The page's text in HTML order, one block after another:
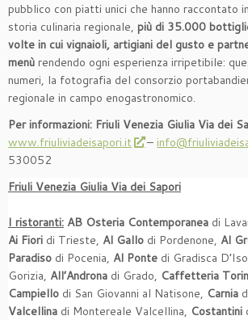
pubblico con piatti unici che hanno raccontato
storia culinaria regionale, più di 35.000
volte in cui vignaioli, artigiani del gusto e
menù rendendo ogni esperienza irripetibile:
numeri, la fotografia del consorzio
regionale in campo enogastronomico.
Per informazioni: Friuli Venezia Giulia Via dei
www.friuliviadeisapori.it
–
530052
Friuli Venezia Giulia Via dei Sapori
I ristoranti: AB Osteria Contemporanea di
Ai Fiori di Trieste, Al Gallo di Pordenone, Al
Paradiso di Pocenia, Al Ponte di Gradisca
Gorizia, All’Androna di Grado, Caffetteria
Campiello di San Giovanni al Natisone, Carnia
Valcellina di Montereale Valcellina, Costantini